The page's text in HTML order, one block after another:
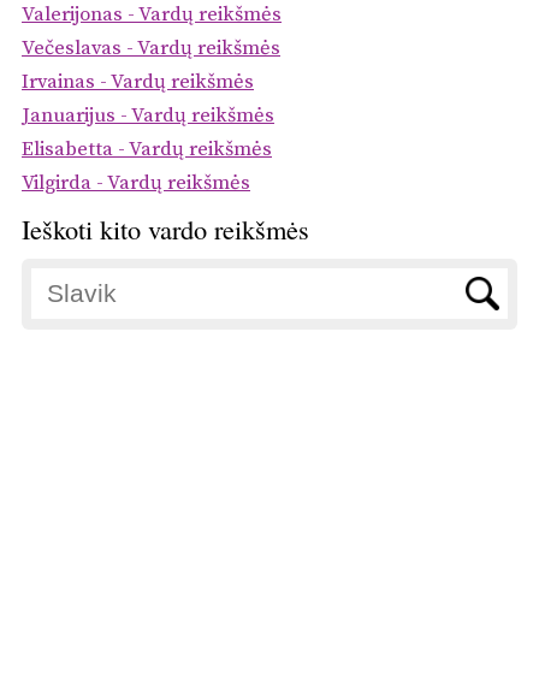
Valerijonas - Vardų reikšmės
Večeslavas - Vardų reikšmės
Irvainas - Vardų reikšmės
Januarijus - Vardų reikšmės
Elisabetta - Vardų reikšmės
Vilgirda - Vardų reikšmės
Ieškoti kito vardo reikšmės